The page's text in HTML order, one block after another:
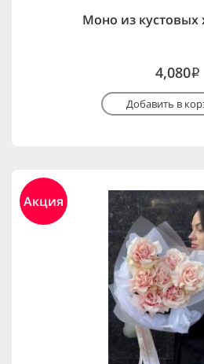
Моно из кустовых
4,080i
Добавить в
Акция